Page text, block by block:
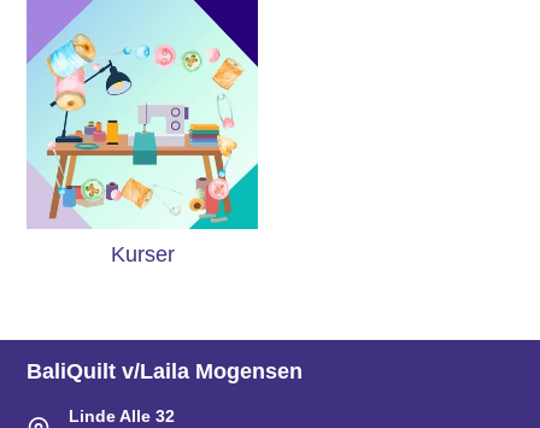
Kurser
BaliQuilt v/Laila Mogensen
Linde Alle 32